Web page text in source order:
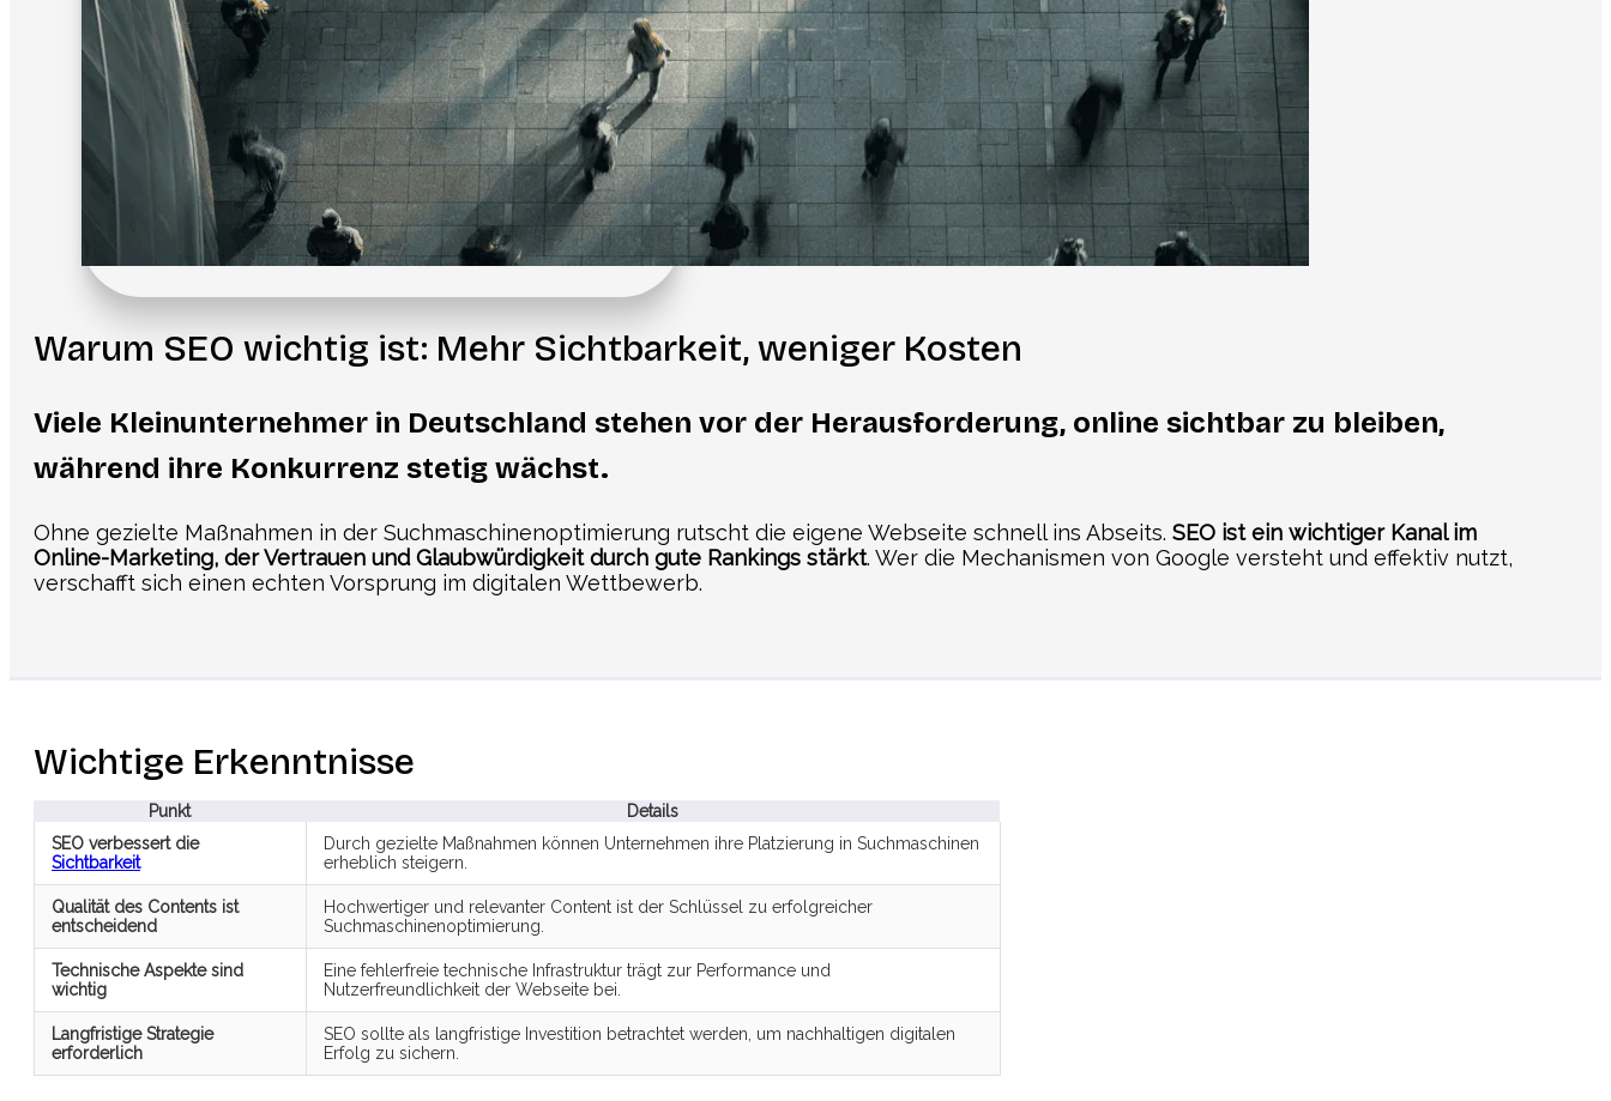
Warum SEO wichtig ist: Mehr Sichtbarkeit, weniger Kosten
Viele Kleinunternehmer in Deutschland stehen vor der Herausforderung, online sichtbar zu bleiben,
während ihre Konkurrenz stetig wächst.
Ohne gezielte Maßnahmen in der Suchmaschinenoptimierung rutscht die eigene Webseite schnell ins Abseits. SEO ist ein wichtiger Kanal im
Online-Marketing, der Vertrauen und Glaubwürdigkeit durch gute Rankings stärkt. Wer die Mechanismen von Google versteht und effektiv nutzt,
verschafft sich einen echten Vorsprung im digitalen Wettbewerb.
Wichtige Erkenntnisse
Punkt
Details
SEO verbessert die
Sichtbarkeit
Durch gezielte Maßnahmen können Unternehmen ihre Platzierung in Suchmaschinen
erheblich steigern.
Qualität des Contents ist
entscheidend
Hochwertiger und relevanter Content ist der Schlüssel zu erfolgreicher
Suchmaschinenoptimierung.
Technische Aspekte sind
wichtig
Eine fehlerfreie technische Infrastruktur trägt zur Performance und
Nutzerfreundlichkeit der Webseite bei.
Langfristige Strategie
erforderlich
SEO sollte als langfristige Investition betrachtet werden, um nachhaltigen digitalen
Erfolg zu sichern.